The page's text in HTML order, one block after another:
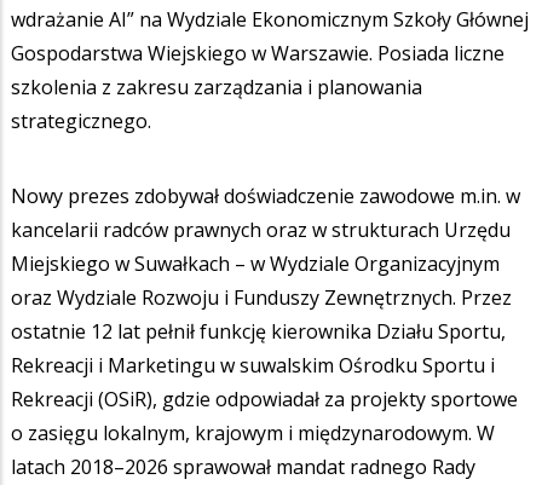
wdrażanie AI” na Wydziale Ekonomicznym Szkoły Głównej
Gospodarstwa Wiejskiego w Warszawie. Posiada liczne
szkolenia z zakresu zarządzania i planowania
strategicznego.
Nowy prezes zdobywał doświadczenie zawodowe m.in. w
kancelarii radców prawnych oraz w strukturach Urzędu
Miejskiego w Suwałkach – w Wydziale Organizacyjnym
oraz Wydziale Rozwoju i Funduszy Zewnętrznych. Przez
ostatnie 12 lat pełnił funkcję kierownika Działu Sportu,
Rekreacji i Marketingu w suwalskim Ośrodku Sportu i
Rekreacji (OSiR), gdzie odpowiadał za projekty sportowe
o zasięgu lokalnym, krajowym i międzynarodowym. W
latach 2018–2026 sprawował mandat radnego Rady